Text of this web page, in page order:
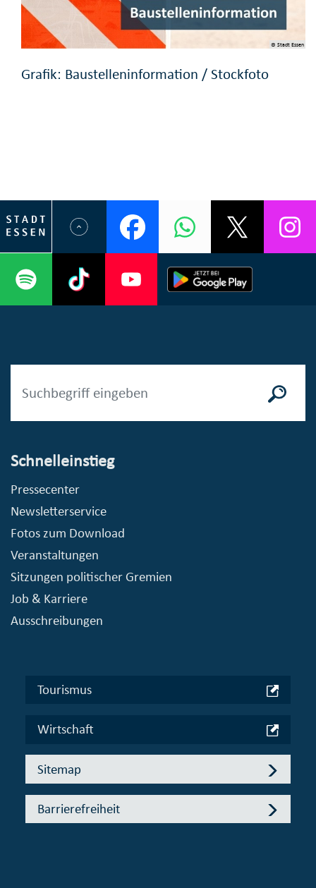
© Stadt Essen
Grafik: Baustelleninformation / Stockfoto
Schnelleinstieg
Pressecenter
Newsletterservice
Fotos zum Download
Veranstaltungen
Sitzungen politischer Gremien
Job & Karriere
Ausschreibungen
Tourismus
Wirtschaft
Sitemap
Barrierefreiheit